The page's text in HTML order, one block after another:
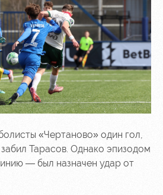
«Чертаново» один гол,
Тарасов. Однако эпизодом
— был назначен удар от